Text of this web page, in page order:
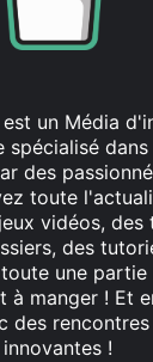
un Média
des
toute
vidéos,
des
une
à manger ! Et
des
innovantes !